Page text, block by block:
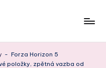
- Forza Horizon 5
položky, zpětná vazba od